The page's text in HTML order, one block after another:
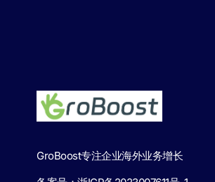
GroBoost专注企业海外业务增长